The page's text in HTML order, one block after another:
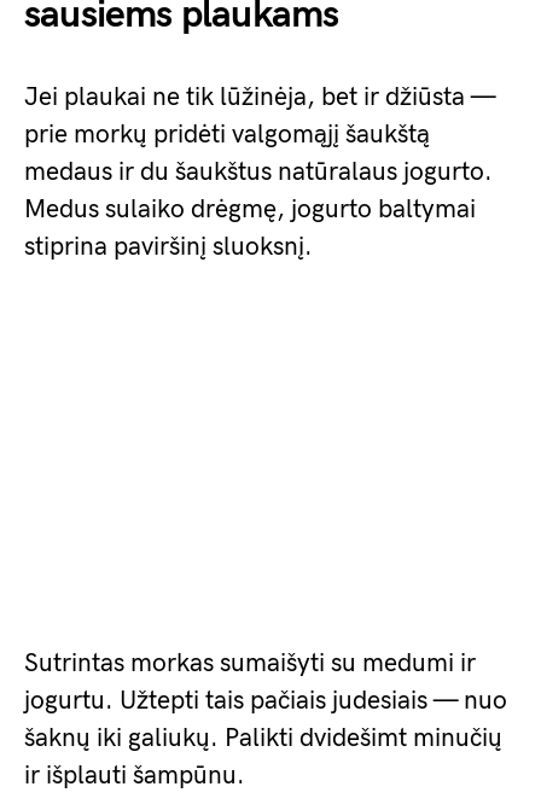
sausiems plaukams
Jei plaukai ne tik lūžinėja, bet ir džiūsta —
prie morkų pridėti valgomąjį šaukštą
medaus ir du šaukštus natūralaus jogurto.
Medus sulaiko drėgmę, jogurto baltymai
stiprina paviršinį sluoksnį.
Sutrintas morkas sumaišyti su medumi ir
jogurtu. Užtepti tais pačiais judesiais — nuo
šaknų iki galiukų. Palikti dvidešimt minučių
ir išplauti šampūnu.